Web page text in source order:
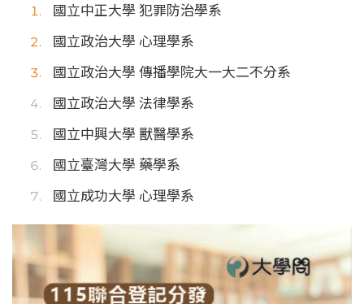
國立中正大學 犯罪防治學系
國立政治大學 心理學系
國立政治大學 傳播學院大一大二不分系
國立政治大學 法律學系
國立中興大學 獸醫學系
國立臺灣大學 藥學系
國立成功大學 心理學系